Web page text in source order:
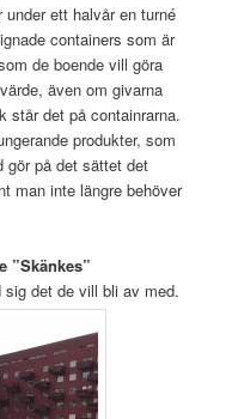
ett halvår en turné
containers som är
de boende vill göra
även om givarna
står det på containrarna.
produkter, som
gör på det sättet det
man inte längre behöver
”Skänkes”
sig det de vill bli av med.